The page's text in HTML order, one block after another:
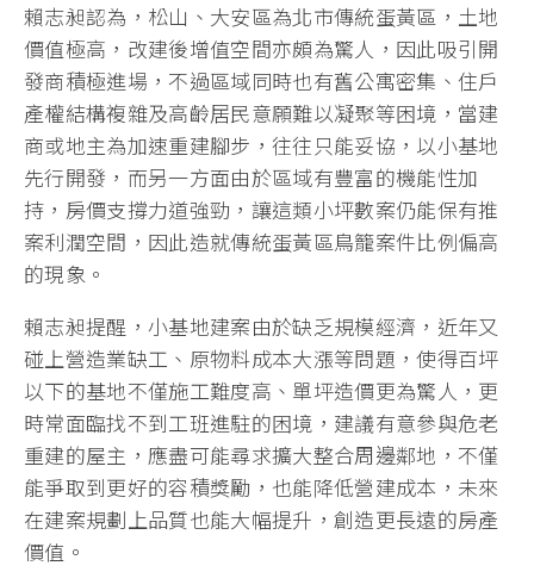
賴志昶認為，松山、大安區為北市傳統蛋黃區，土地
價值極高，改建後增值空間亦頗為驚人，因此吸引開
發商積極進場，不過區域同時也有舊公寓密集、住戶
產權結構複雜及高齡居民意願難以凝聚等困境，當建
商或地主為加速重建腳步，往往只能妥協，以小基地
先行開發，而另一方面由於區域有豐富的機能性加
持，房價支撐力道強勁，讓這類小坪數案仍能保有推
案利潤空間，因此造就傳統蛋黃區鳥籠案件比例偏高
的現象。
賴志昶提醒，小基地建案由於缺乏規模經濟，近年又
碰上營造業缺工、原物料成本大漲等問題，使得百坪
以下的基地不僅施工難度高、單坪造價更為驚人，更
時常面臨找不到工班進駐的困境，建議有意參與危老
重建的屋主，應盡可能尋求擴大整合周邊鄰地，不僅
能爭取到更好的容積獎勵，也能降低營建成本，未來
在建案規劃上品質也能大幅提升，創造更長遠的房產
價值。